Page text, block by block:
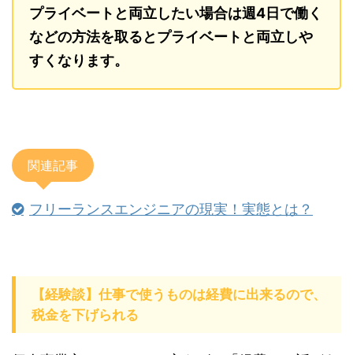
プライベートと両立したい場合は週4日で働く
などの方法を取るとプライベートと両立しや
すくなります。
関連記事
フリーランスエンジニアの現実！実態とは？
【経験談】仕事で使うものは経費に出来るので、
税金を下げられる